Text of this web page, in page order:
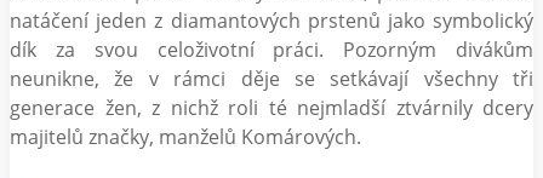
natáčení jeden z diamantových prstenů jako symbolický
dík za svou celoživotní práci. Pozorným divákům
neunikne, že v rámci děje se setkávají všechny tři
generace žen, z nichž roli té nejmladší ztvárnily dcery
majitelů značky, manželů Komárových.